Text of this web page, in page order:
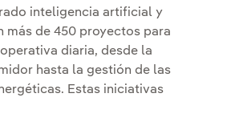
inteligencia artificial y
más de 450 proyectos para
diaria, desde la
hasta la gestión de las
Estas iniciativas